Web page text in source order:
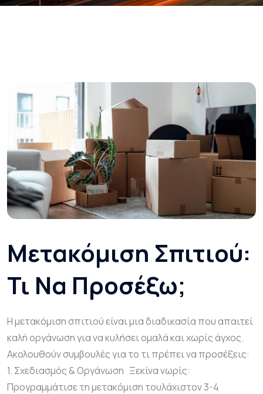
Μετακόμιση Σπιτιού:
Τι Να Προσέξω;
Η μετακόμιση σπιτιού είναι μια διαδικασία που απαιτεί
καλή οργάνωση για να κυλήσει ομαλά και χωρίς άγχος.
Ακολουθούν συμβουλές για το τι πρέπει να προσέξεις:
1. Σχεδιασμός & Οργάνωση Ξεκίνα νωρίς:
Προγραμμάτισε τη μετακόμιση τουλάχιστον 3-4